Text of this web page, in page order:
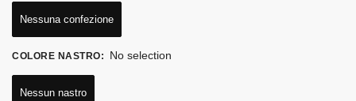
Nessuna confezione
COLORE NASTRO: No selection
Nessun nastro